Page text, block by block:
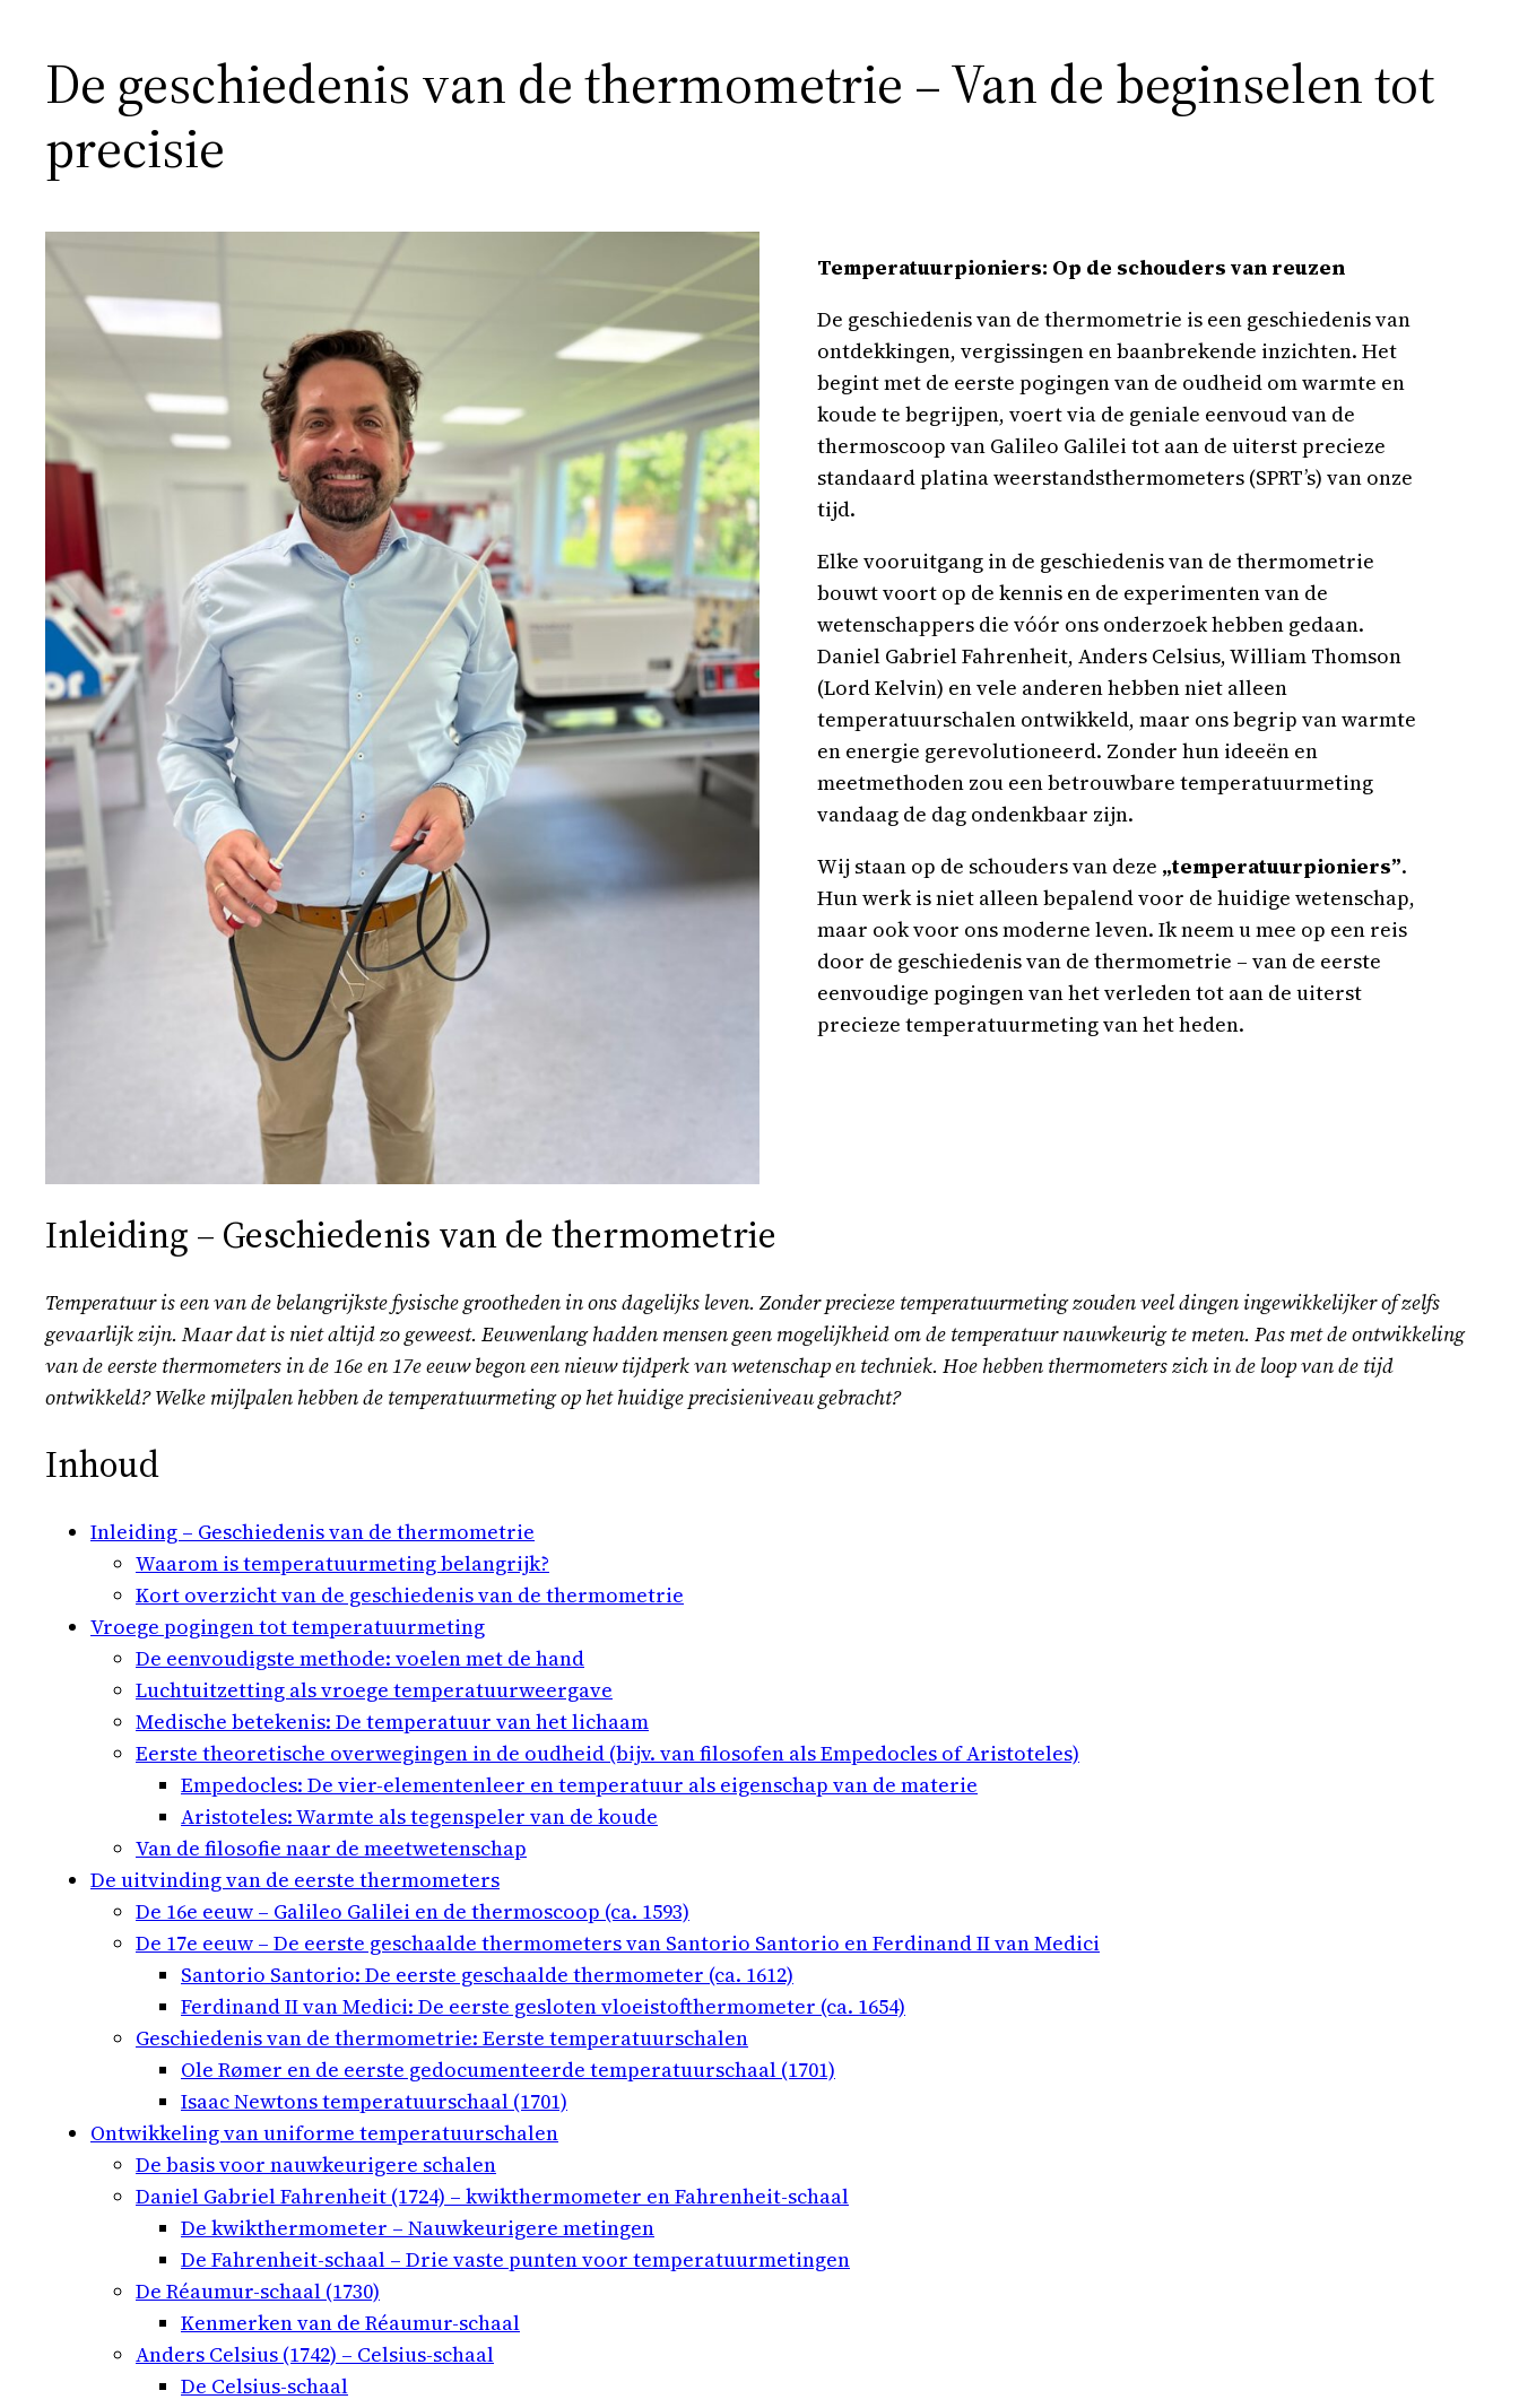
De geschiedenis van de thermometrie – Van de beginselen tot
precisie
Temperatuurpioniers: Op de schouders van reuzen
De geschiedenis van de thermometrie is een geschiedenis van
ontdekkingen, vergissingen en baanbrekende inzichten. Het
begint met de eerste pogingen van de oudheid om warmte en
koude te begrijpen, voert via de geniale eenvoud van de
thermoscoop van Galileo Galilei tot aan de uiterst precieze
standaard platina weerstandsthermometers (SPRT’s) van onze
tijd.
Elke vooruitgang in de geschiedenis van de thermometrie
bouwt voort op de kennis en de experimenten van de
wetenschappers die vóór ons onderzoek hebben gedaan.
Daniel Gabriel Fahrenheit, Anders Celsius, William Thomson
(Lord Kelvin) en vele anderen hebben niet alleen
temperatuurschalen ontwikkeld, maar ons begrip van warmte
en energie gerevolutioneerd. Zonder hun ideeën en
meetmethoden zou een betrouwbare temperatuurmeting
vandaag de dag ondenkbaar zijn.
Wij staan op de schouders van deze „temperatuurpioniers”.
Hun werk is niet alleen bepalend voor de huidige wetenschap,
maar ook voor ons moderne leven. Ik neem u mee op een reis
door de geschiedenis van de thermometrie – van de eerste
eenvoudige pogingen van het verleden tot aan de uiterst
precieze temperatuurmeting van het heden.
Inleiding – Geschiedenis van de thermometrie
Temperatuur is een van de belangrijkste fysische grootheden in ons dagelijks leven. Zonder precieze temperatuurmeting zouden veel dingen ingewikkelijker of zelfs
gevaarlijk zijn. Maar dat is niet altijd zo geweest. Eeuwenlang hadden mensen geen mogelijkheid om de temperatuur nauwkeurig te meten. Pas met de ontwikkeling
van de eerste thermometers in de 16e en 17e eeuw begon een nieuw tijdperk van wetenschap en techniek. Hoe hebben thermometers zich in de loop van de tijd
ontwikkeld? Welke mijlpalen hebben de temperatuurmeting op het huidige precisieniveau gebracht?
Inhoud
Inleiding – Geschiedenis van de thermometrie
Waarom is temperatuurmeting belangrijk?
Kort overzicht van de geschiedenis van de thermometrie
Vroege pogingen tot temperatuurmeting
De eenvoudigste methode: voelen met de hand
Luchtuitzetting als vroege temperatuurweergave
Medische betekenis: De temperatuur van het lichaam
Eerste theoretische overwegingen in de oudheid (bijv. van filosofen als Empedocles of Aristoteles)
Empedocles: De vier-elementenleer en temperatuur als eigenschap van de materie
Aristoteles: Warmte als tegenspeler van de koude
Van de filosofie naar de meetwetenschap
De uitvinding van de eerste thermometers
De 16e eeuw – Galileo Galilei en de thermoscoop (ca. 1593)
De 17e eeuw – De eerste geschaalde thermometers van Santorio Santorio en Ferdinand II van Medici
Santorio Santorio: De eerste geschaalde thermometer (ca. 1612)
Ferdinand II van Medici: De eerste gesloten vloeistofthermometer (ca. 1654)
Geschiedenis van de thermometrie: Eerste temperatuurschalen
Ole Rømer en de eerste gedocumenteerde temperatuurschaal (1701)
Isaac Newtons temperatuurschaal (1701)
Ontwikkeling van uniforme temperatuurschalen
De basis voor nauwkeurigere schalen
Daniel Gabriel Fahrenheit (1724) – kwikthermometer en Fahrenheit-schaal
De kwikthermometer – Nauwkeurigere metingen
De Fahrenheit-schaal – Drie vaste punten voor temperatuurmetingen
De Réaumur-schaal (1730)
Kenmerken van de Réaumur-schaal
Anders Celsius (1742) – Celsius-schaal
De Celsius-schaal